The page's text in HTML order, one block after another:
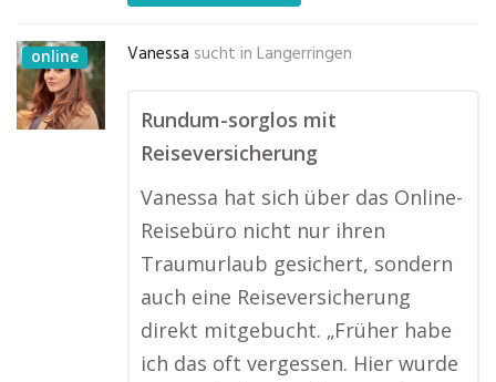
online Vanessa sucht in Langerringen
Rundum-sorglos mit
Reiseversicherung
Vanessa hat sich über das Online-
Reisebüro nicht nur ihren
Traumurlaub gesichert, sondern
auch eine Reiseversicherung
direkt mitgebucht. „Früher habe
ich das oft vergessen. Hier wurde